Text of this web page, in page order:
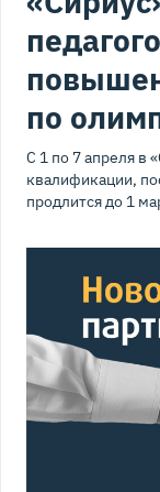
по
С 1 по 7 апреля в
квалификации,
продлится до 1